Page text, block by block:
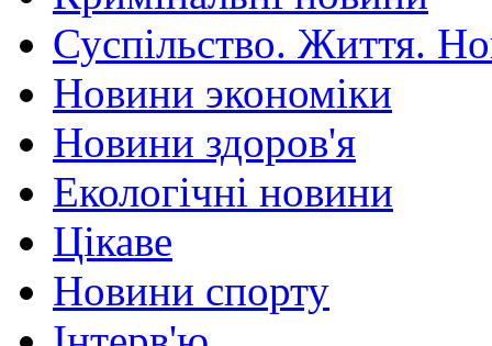
Суспільство. Життя.
Новини экономіки
Новини здоров'я
Екологічні новини
Цікаве
Новини спорту